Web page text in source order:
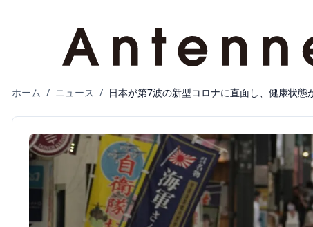
ホーム / ニュース / 日本が第7波の新型コロナに直面し、健康状態